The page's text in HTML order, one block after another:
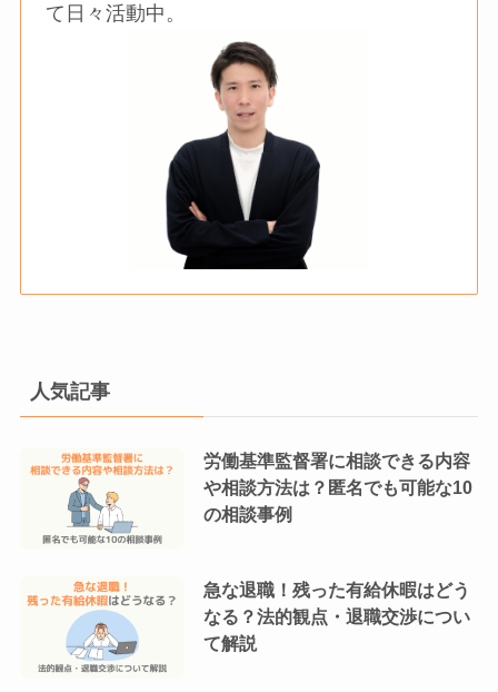
て日々活動中。
人気記事
労働基準監督署に相談できる内容
や相談方法は？匿名でも可能な10
の相談事例
急な退職！残った有給休暇はどう
なる？法的観点・退職交渉につい
て解説